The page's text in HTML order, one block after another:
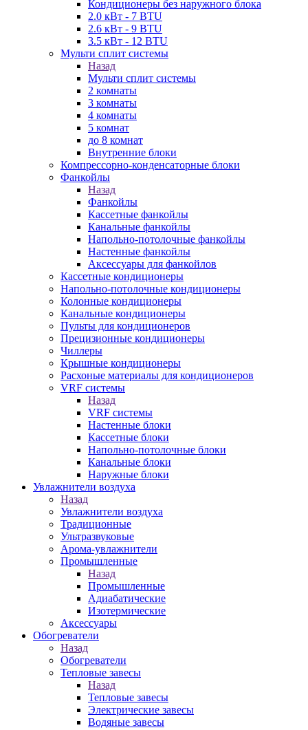
Кондиционеры без наружного блока
2.0 кВт - 7 BTU
2.6 кВт - 9 BTU
3.5 кВт - 12 BTU
Мульти сплит системы
Назад
Мульти сплит системы
2 комнаты
3 комнаты
4 комнаты
5 комнат
до 8 комнат
Внутренние блоки
Компрессорно-конденсаторные блоки
Фанкойлы
Назад
Фанкойлы
Кассетные фанкойлы
Канальные фанкойлы
Напольно-потолочные фанкойлы
Настенные фанкойлы
Аксессуары для фанкойлов
Кассетные кондиционеры
Напольно-потолочные кондиционеры
Колонные кондиционеры
Канальные кондиционеры
Пульты для кондиционеров
Прецизионные кондиционеры
Чиллеры
Крышные кондиционеры
Расхоные материалы для кондиционеров
VRF системы
Назад
VRF системы
Настенные блоки
Кассетные блоки
Напольно-потолочные блоки
Канальные блоки
Наружные блоки
Увлажнители воздуха
Назад
Увлажнители воздуха
Традиционные
Ультразвуковые
Арома-увлажнители
Промышленныe
Назад
Промышленныe
Адиабатические
Изотермические
Аксессуары
Обогреватели
Назад
Обогреватели
Тепловые завесы
Назад
Тепловые завесы
Электрические завесы
Водяные завесы